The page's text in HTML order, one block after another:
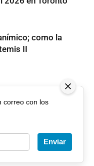
como la
II
correo con los
Enviar